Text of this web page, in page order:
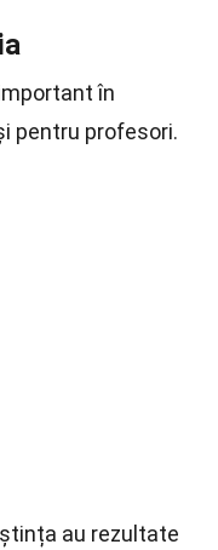
în
pentru profesori.
au rezultate